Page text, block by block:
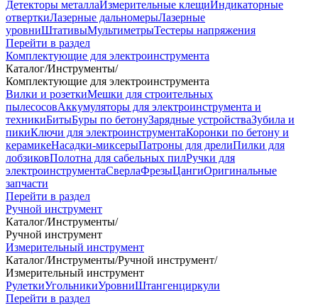
Детекторы металлаИзмерительные клещиИндикаторные
отверткиЛазерные дальномерыЛазерные
уровниШтативыМультиметрыТестеры напряжения
Перейти в раздел
Комплектующие для электроинструмента
Каталог/Инструменты/
Комплектующие для электроинструмента
Вилки и розеткиМешки для строительных
пылесосовАккумуляторы для электроинструмента и
техникиБитыБуры по бетонуЗарядные устройстваЗубила и
пикиКлючи для электроинструментаКоронки по бетону и
керамикеНасадки-миксерыПатроны для дрелиПилки для
лобзиковПолотна для сабельных пилРучки для
электроинструментаСверлаФрезыЦангиОригинальные
запчасти
Перейти в раздел
Ручной инструмент
Каталог/Инструменты/
Ручной инструмент
Измерительный инструмент
Каталог/Инструменты/Ручной инструмент/
Измерительный инструмент
РулеткиУгольникиУровниШтангенциркули
Перейти в раздел